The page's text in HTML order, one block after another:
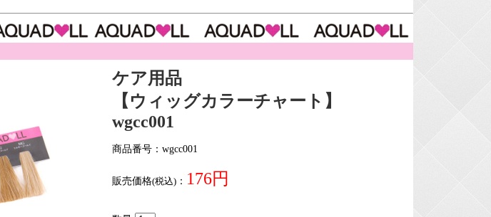
ケア用品
【ウィッグカラーチャート】
wgcc001
商品番号：wgcc001
販売価格(税込) ： 176円